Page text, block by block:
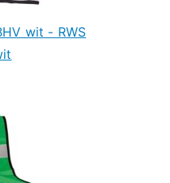
wit - RWS